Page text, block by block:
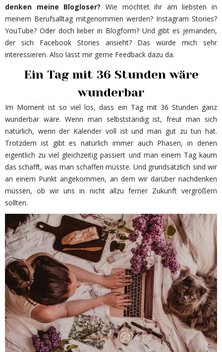
denken meine Blogloser? Wie möchtet ihr am liebsten in
meinem Berufsalltag mitgenommen werden? Instagram Stories?
YouTube? Oder doch lieber in Blogform? Und gibt es jemanden,
der sich Facebook Stories ansieht? Das würde mich sehr
interessieren. Also lasst mir gerne Feedback dazu da.
Ein Tag mit 36 Stunden wäre
wunderbar
Im Moment ist so viel los, dass ein Tag mit 36 Stunden ganz
wunderbar wäre. Wenn man selbstständig ist, freut man sich
natürlich, wenn der Kalender voll ist und man gut zu tun hat.
Trotzdem ist gibt es natürlich immer auch Phasen, in denen
eigentlich zu viel gleichzeitig passiert und man einem Tag kaum
das schafft, was man schaffen müsste. Und grundsätzlich sind wir
an einem Punkt angekommen, an dem wir darüber nachdenken
müssen, ob wir uns in nicht allzu ferner Zukunft vergrößern
sollten.